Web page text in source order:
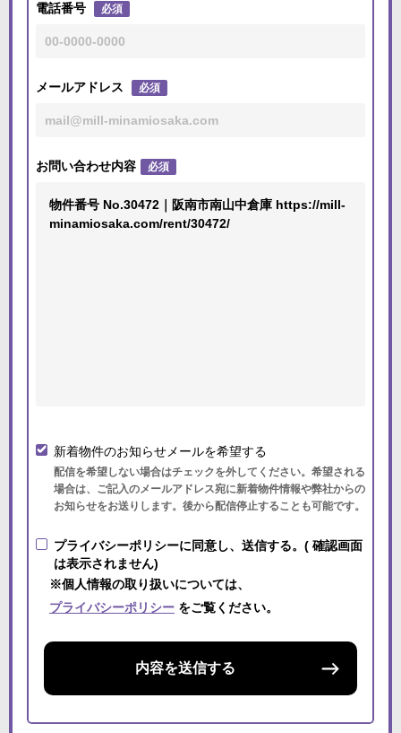
電話番号 必須
メールアドレス 必須
お問い合わせ内容 必須
新着物件のお知らせメールを希望する
配信を希望しない場合はチェックを外してください。希望される
場合は、ご記入のメールアドレス宛に新着物件情報や弊社からの
お知らせをお送りします。後から配信停止することも可能です。
プライバシーポリシーに同意し、送信する。( 確認画面
は表示されません)
※個人情報の取り扱いについては、
プライバシーポリシー をご覧ください。
内容を送信する